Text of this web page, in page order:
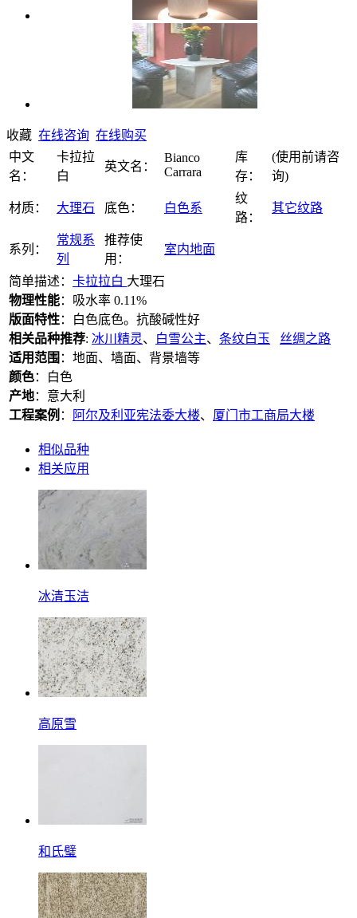
收藏 在线咨询 在线购买
中文
名：
卡拉拉
白
英文名：
Bianco
Carrara
库
存：
(使用前请咨
询)
材质： 大理石 底色： 白色系
纹
路：
其它纹路
系列：
常规系
列
推荐使
用：
室内地面
简单描述： 卡拉拉白 大理石
物理性能：吸水率 0.11%
版面特性：白色底色。抗酸碱性好
相关品种推荐: 冰川精灵、 白雪公主、 条纹白玉
丝绸之路
适用范围 ：地面、墙面、背景墙等
颜色：白色
产地：意大利
工程案例 ： 阿尔及利亚宪法委大楼、 厦门市工商局大楼
相似品种
相关应用
冰清玉洁
高原雪
和氏璧